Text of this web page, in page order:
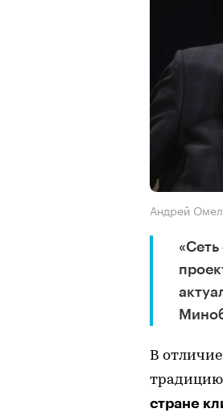
Андрей
В
традицию
стране